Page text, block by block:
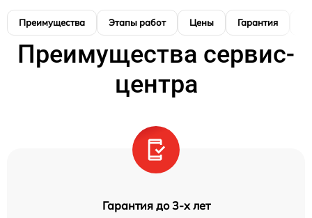
Преимущества Этапы работ Цены Гарантия
Преимущества сервис-
центра
Гарантия до 3-х лет